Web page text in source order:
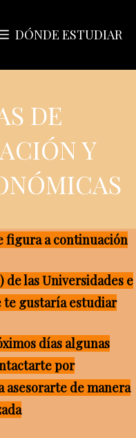
DÓNDE ESTUDIAR
DE
Y
figura a continuación
de las Universidades e
gustaría estudiar
días algunas
por
de manera